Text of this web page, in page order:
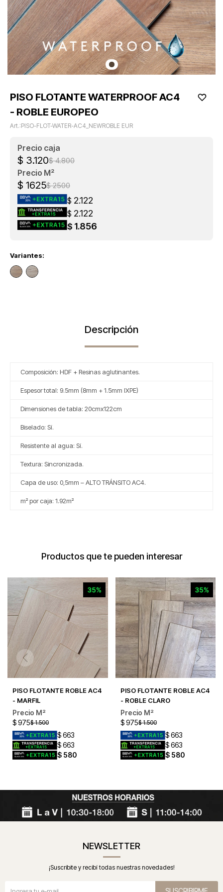
PISO FLOTANTE WATERPROOF AC4
- ROBLE EUROPEO
PISO-FLOT-WATER-AC4_NEWROBLE EUR
$ 3.120$ 4.800
$ 1625$2500
$ 2.122
$ 2.122
$ 1.856
Variantes:
Descripción
Composición: HDF + Resinas aglutinantes.
Espesor total: 9.5mm (8mm + 1.5mm IXPE)
Dimensiones de tabla: 20cmx122cm
Biselado: Sí.
Resistente al agua: Sí.
Textura: Sincronizada.
Capa de uso: 0,5mm – ALTO TRÁNSITO AC4.
m² por caja: 1.92m²
Productos que te pueden interesar
PISO FLOTANTE ROBLE AC4
- MARFIL
$975$ 1.500
$663
$663
$ 580
PISO FLOTANTE ROBLE AC4
- ROBLE CLARO
$ 975$ 1.500
$ 663
$ 663
$ 580
NEWSLETTER
¡Suscribite y recibí todas nuestras novedades!